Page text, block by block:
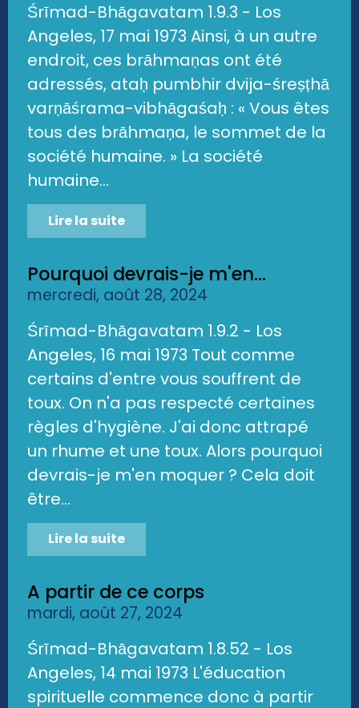
Śrīmad-Bhāgavatam 1.9.3 - Los
Angeles, 17 mai 1973 Ainsi, à un autre
endroit, ces brāhmaṇas ont été
adressés, ataḥ pumbhir dvija-śreṣṭhā
varṇāśrama-vibhāgaśaḥ : « Vous êtes
tous des brāhmaṇa, le sommet de la
société humaine. » La société
humaine...
Lire la suite
Pourquoi devrais-je m'en...
mercredi, août 28, 2024
Śrīmad-Bhāgavatam 1.9.2 - Los
Angeles, 16 mai 1973 Tout comme
certains d'entre vous souffrent de
toux. On n'a pas respecté certaines
règles d'hygiène. J'ai donc attrapé
un rhume et une toux. Alors pourquoi
devrais-je m'en moquer ? Cela doit
être...
Lire la suite
A partir de ce corps
mardi, août 27, 2024
Śrīmad-Bhāgavatam 1.8.52 - Los
Angeles, 14 mai 1973 L'éducation
spirituelle commence donc à partir